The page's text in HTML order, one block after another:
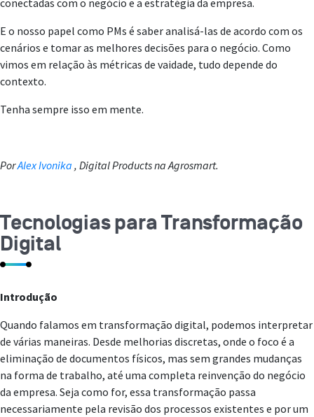
conectadas com o negócio e a estratégia da empresa.
E o nosso papel como PMs é saber analisá-las de acordo com os
cenários e tomar as melhores decisões para o negócio. Como
vimos em relação às métricas de vaidade, tudo depende do
contexto.
Tenha sempre isso em mente.
PorAlex Ivonika , Digital Products na Agrosmart.
Tecnologias para Transformação
Digital
Introdução
Quando falamos em transformação digital, podemos interpretar
de várias maneiras. Desde melhorias discretas, onde o foco é a
eliminação de documentos físicos, mas sem grandes mudanças
na forma de trabalho, até uma completa reinvenção do negócio
da empresa. Seja como for, essa transformação passa
necessariamente pela revisão dos processos existentes e por um